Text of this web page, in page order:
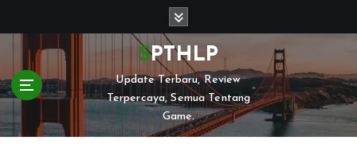
t
o
o
SPTHLP
Update Terbaru, Review
Terpercaya, Semua Tentang
Game.